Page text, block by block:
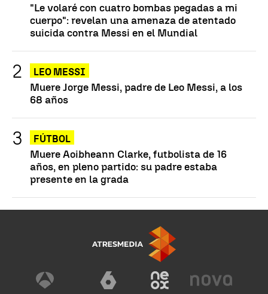
"Le volaré con cuatro bombas pegadas a mi
cuerpo": revelan una amenaza de atentado
suicida contra Messi en el Mundial
LEO MESSI
Muere Jorge Messi, padre de Leo Messi, a los
68 años
FÚTBOL
Muere Aoibheann Clarke, futbolista de 16
años, en pleno partido: su padre estaba
presente en la grada